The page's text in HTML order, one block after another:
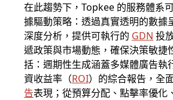
在此趨勢下，Topkee 的服務體系
據驅動策略：透過真實透明的數據
深度分析，提供可執行的 GDN 投
遞政策與市場動態，確保決策敏捷
括：週期性生成涵蓋多媒體廣告執
資收益率（ROI）的綜合報告，全
告表現；從預算分配、點擊率優化